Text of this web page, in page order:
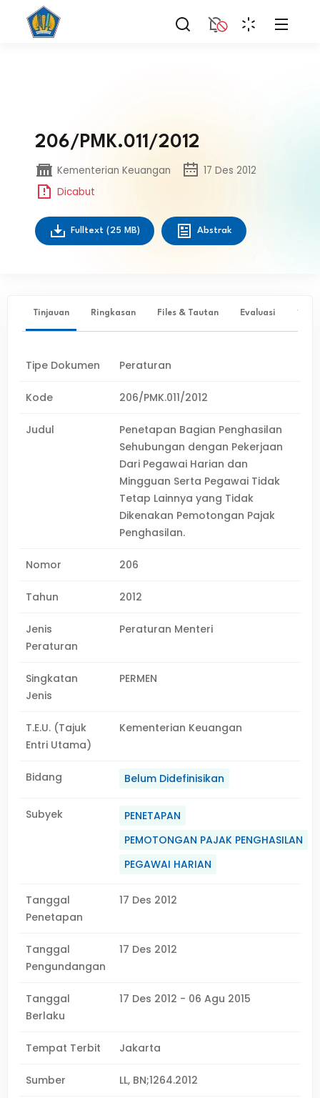
206/PMK.011/2012
Kementerian Keuangan
17 Des 2012
Dicabut
Fulltext (25 MB) Abstrak
Tinjauan Ringkasan Files & Tautan Evaluasi ✨
Tipe Dokumen Peraturan
Kode 206/PMK.011/2012
Judul
Penetapan Bagian Penghasilan
Sehubungan dengan Pekerjaan
Dari Pegawai Harian dan
Mingguan Serta Pegawai Tidak
Tetap Lainnya yang Tidak
Dikenakan Pemotongan Pajak
Penghasilan.
Nomor 206
Tahun 2012
Jenis
Peraturan
Peraturan Menteri
Singkatan
Jenis
PERMEN
T.E.U. (Tajuk
Entri Utama)
Kementerian Keuangan
Bidang Belum Didefinisikan
Subyek
PENETAPAN
PEMOTONGAN PAJAK PENGHASILAN
PEGAWAI HARIAN
Tanggal
Penetapan
17 Des 2012
Tanggal
Pengundangan
17 Des 2012
Tanggal
Berlaku
17 Des 2012 - 06 Agu 2015
Tempat Terbit Jakarta
Sumber LL, BN;1264.2012